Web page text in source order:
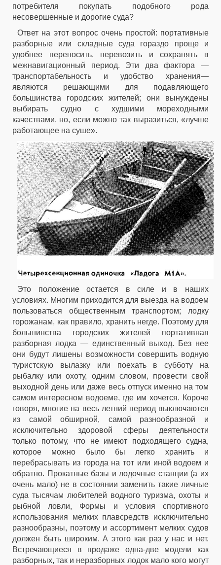
потребителя покупать подобного рода
несовершенные и дорогие суда?
Ответ на этот вопрос очень простой: портативные
разборные или складные суда гораздо проще и
удобнее переносить, перевозить и сохранять в
межнавигационный период. Эти два фактора —
транспортабельность и удобство хранения—
являются решающими для подавляющего
большинства городских жителей; они вынуждены
выбирать судно с худшими мореходными
качествами, но, если можно так выразиться, «лучше
работающее на суше».
Это положение остается в силе и в наших
условиях. Многим приходится для выезда на водоем
пользоваться общественным транспортом; лодку
горожанам, как правило, хранить негде. Поэтому для
большинства городских жителей портативная
разборная лодка — единственный выход. Без нее
они будут лишены возможности совершить водную
туристскую вылазку или поехать в субботу на
рыбалку или охоту, одним словом, провести свой
выходной день или даже весь отпуск именно на том
самом интересном водоеме, где им хочется. Короче
говоря, многие на весь летний период выключаются
из самой обширной, самой разнообразной и
исключительно здоровой сферы деятельности
только потому, что не имеют подходящего судна,
которое можно было бы легко хранить и
перебрасывать из города на тот или иной водоем и
обратно. Прокатные базы и лодочные станции (а их
очень мало) не в состоянии заменить такие личные
суда тысячам любителей водного туризма, охоты и
рыбной ловли, Формы и условия спортивного
использования мелких плавсредств исключительно
разнообразны, поэтому и ассортимент мелких судов
должен быть широким. А этого как раз у нас и нет.
Встречающиеся в продаже одна-две модели как
разборных, так и неразборных лодок мало кого могут